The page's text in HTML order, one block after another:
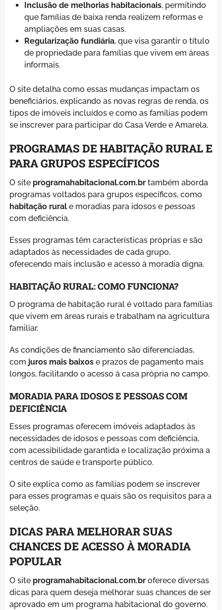
Inclusão de melhorias habitacionais, permitindo
que famílias de baixa renda realizem reformas e
ampliações em suas casas.
Regularização fundiária, que visa garantir o título
de propriedade para famílias que vivem em áreas
informais.
O site detalha como essas mudanças impactam os
beneficiários, explicando as novas regras de renda, os
tipos de imóveis incluídos e como as famílias podem
se inscrever para participar do Casa Verde e Amarela.
PROGRAMAS DE HABITAÇÃO RURAL E
PARA GRUPOS ESPECÍFICOS
O site programahabitacional.com.brtambém aborda
programas voltados para grupos específicos, como
habitação rurale moradias para idosos e pessoas
com deficiência.
Esses programas têm características próprias e são
adaptados às necessidades de cada grupo,
oferecendo mais inclusão e acesso à moradia digna.
HABITAÇÃO RURAL: COMO FUNCIONA?
O programa de habitação rural é voltado para famílias
que vivem em áreas rurais e trabalham na agricultura
familiar.
As condições de financiamento são diferenciadas,
com juros mais baixose prazos de pagamento mais
longos, facilitando o acesso à casa própria no campo.
MORADIA PARA IDOSOS E PESSOAS COM
DEFICIÊNCIA
Esses programas oferecem imóveis adaptados às
necessidades de idosos e pessoas com deficiência,
com acessibilidade garantida e localização próxima a
centros de saúde e transporte público.
O site explica como as famílias podem se inscrever
para esses programas e quais são os requisitos para a
seleção.
DICAS PARA MELHORAR SUAS
CHANCES DE ACESSO À MORADIA
POPULAR
O site programahabitacional.com.broferece diversas
dicas para quem deseja melhorar suas chances de ser
aprovado em um programa habitacional do governo.